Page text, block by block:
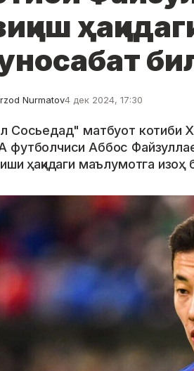
Nurmatov4 дек 2024, 17:30
Сосьедад" матбуот котиби
футболчиси Аббос
ҳақидаги маълумотга изоҳ